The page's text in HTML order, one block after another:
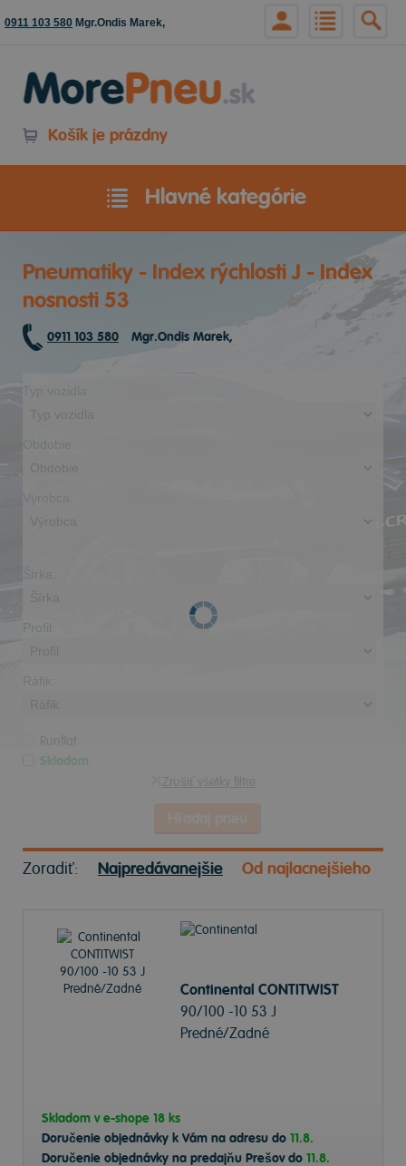
0911 103 580 Mgr.Ondis Marek,
Košík je prázdny
Hlavné kategórie
Pneumatiky - Index rýchlosti J - Index
nosnosti 53
0911 103 580 Mgr.Ondis Marek,
Typ vozidla:
Profil:
Ráfik:
Runflat
Skladom
Zrušiť všetky filtre
Zoradiť: Najpredávanejšie Od najlacnejšieho
Continental CONTITWIST
90/100 -10 53 J
Predné/Zadné
Skladom ve-shope 18 ks
Doručenie objednávky k Vám na adresu do 11.8.
Doručenie objednávky na predajňu Prešov do 11.8.